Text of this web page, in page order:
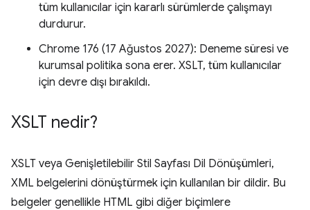
tüm kullanıcılar için kararlı sürümlerde çalışmayı
durdurur.
Chrome 176 (17 Ağustos 2027): Deneme süresi ve
kurumsal politika sona erer. XSLT, tüm kullanıcılar
için devre dışı bırakıldı.
XSLT nedir?
XSLT veya Genişletilebilir Stil Sayfası Dil Dönüşümleri,
XML belgelerini dönüştürmek için kullanılan bir dildir. Bu
belgeler genellikle HTML gibi diğer biçimlere